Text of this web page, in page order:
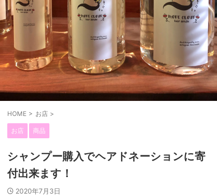
HOME > お店 >
お店 商品
シャンプー購入でヘアドネーションに寄
付出来ます！
2020年7月3日